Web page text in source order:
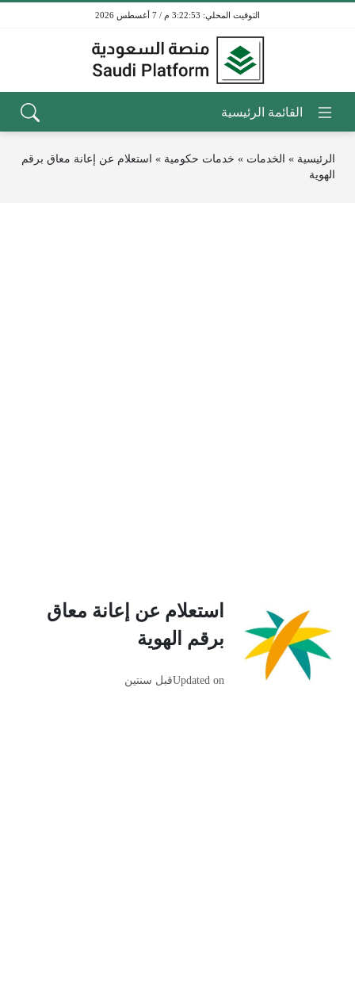
3:22:53 م / 7 أغسطس 2026
الرئيسية » الخدمات » خدمات حكومية » استعلام عن إعانة معاق برقم
الهوية
استعلام عن إعانة معاق
برقم الهوية
Updated onقبل سنتين